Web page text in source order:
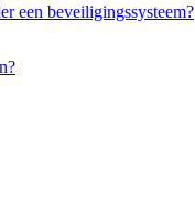
een beveiligingssysteem?